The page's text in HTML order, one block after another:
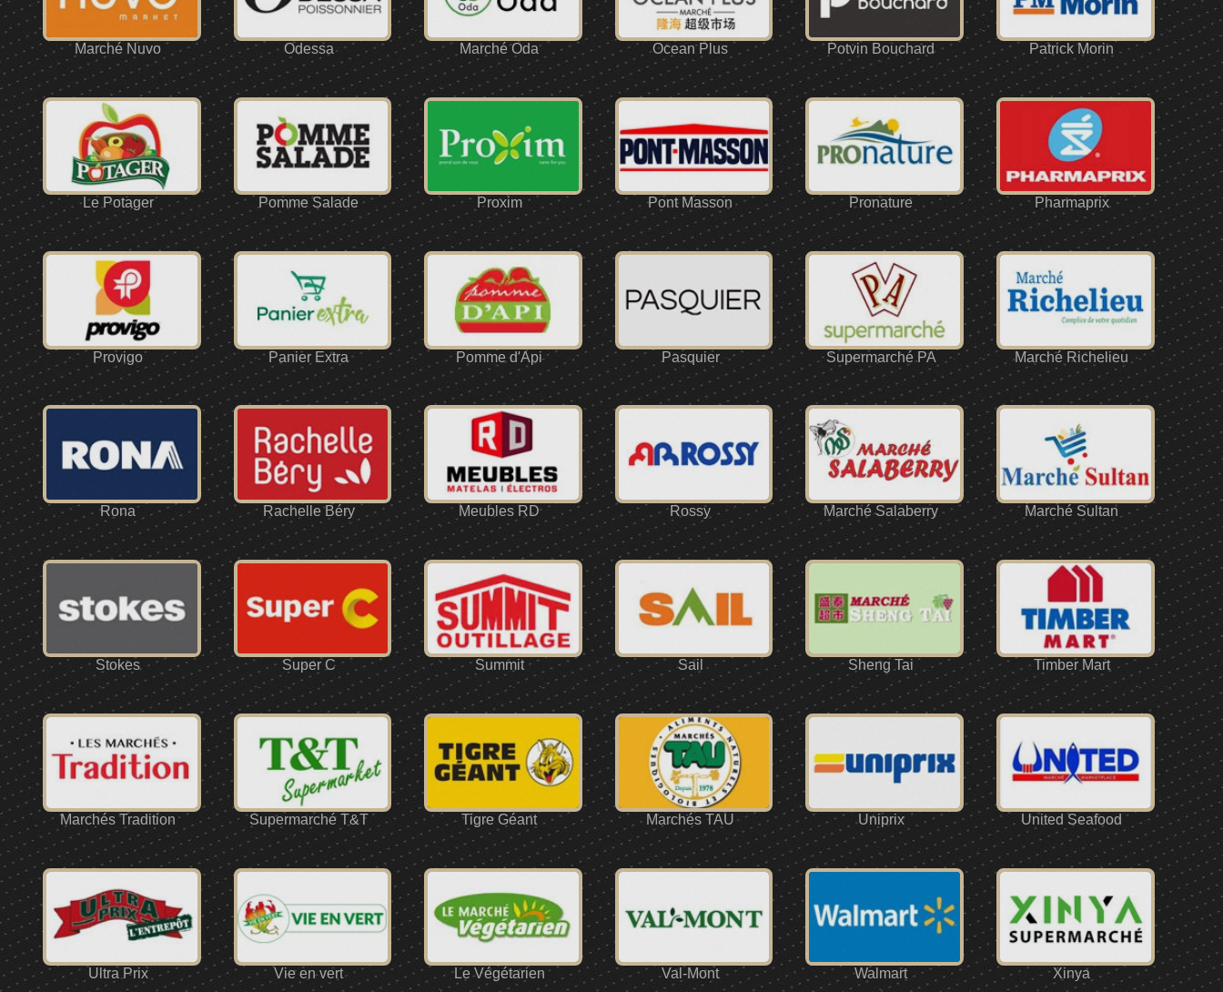
Marché Nuvo Odessa Marché Oda Ocean Plus Potvin Bouchard Patrick Morin
Le Potager Pomme Salade Proxim Pont Masson Pronature Pharmaprix
Provigo Panier Extra Pomme d'Api Pasquier Supermarché PA Marché Richelieu
Rona Rachelle Béry Meubles RD Rossy Marché Salaberry Marché Sultan
Stokes Super C Summit Sail Sheng Tai Timber Mart
Marchés Tradition Supermarché T&T Tigre Géant Marchés TAU Uniprix United Seafood
Ultra Prix Vie en vert Le Végétarien Val-Mont Walmart Xinya